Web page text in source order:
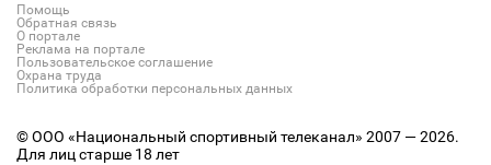
Помощь
Обратная связь
О портале
Реклама на портале
Пользовательское соглашение
Охрана труда
Политика обработки персональных данных
© ООО «Национальный спортивный телеканал» 2007 — 2026.
Для лиц старше 18 лет